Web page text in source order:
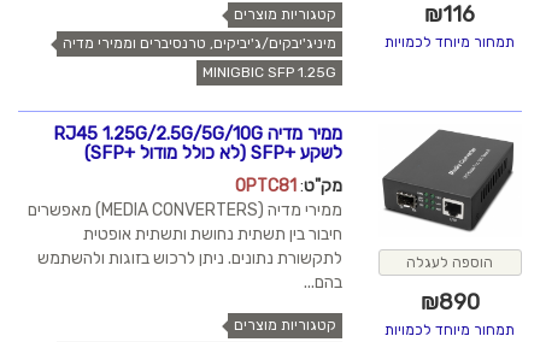
₪116
תמחור מיוחד לכמויות
קטגוריות מוצרים
מיניג'יבקים/ג'יביקים, טרנסיברים וממירי מדיה
MINIGBIC SFP 1.25G
הוספה לעגלה
₪890
תמחור מיוחד לכמויות
ממיר מדיה RJ45 1.25G/2.5G/5G/10G
לשקע +SFP (לא כולל מודול +SFP)
מק"ט:
OPTC81
ממירי מדיה (MEDIA CONVERTERS) מאפשרים
חיבור בין תשתית נחושת ותשתית אופטית
לתקשורת נתונים. ניתן לרכוש בזוגות ולהשתמש
בהם...
קטגוריות מוצרים